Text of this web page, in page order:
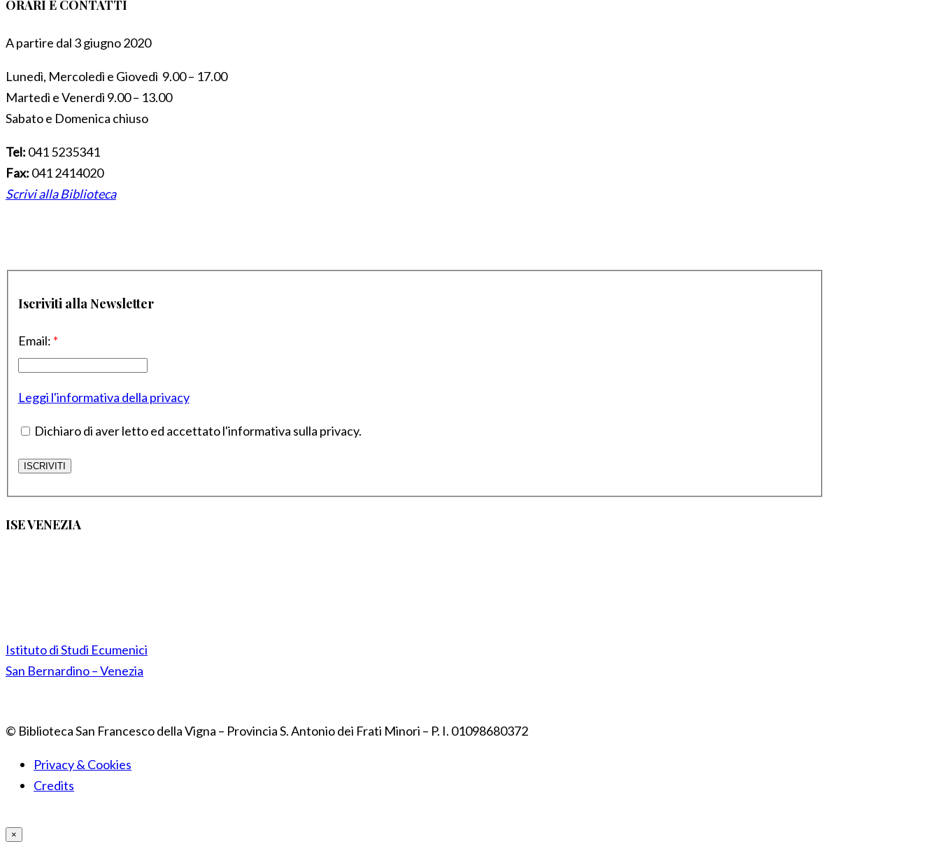
ORARI E CONTATTI
A partire dal 3 giugno 2020
Lunedì, Mercoledì e Giovedì 9.00 – 17.00
Martedì e Venerdì 9.00 – 13.00
Sabato e Domenica chiuso
Tel: 041 5235341
Fax: 041 2414020
Scrivi alla Biblioteca
Iscriviti alla Newsletter
Email: *
Leggi l'informativa della privacy
Dichiaro di aver letto ed accettato l'informativa sulla privacy.
ISE VENEZIA
Istituto di Studi Ecumenici
San Bernardino – Venezia
© Biblioteca San Francesco della Vigna – Provincia S. Antonio dei Frati Minori – P. I. 01098680372
Privacy & Cookies
Credits
×